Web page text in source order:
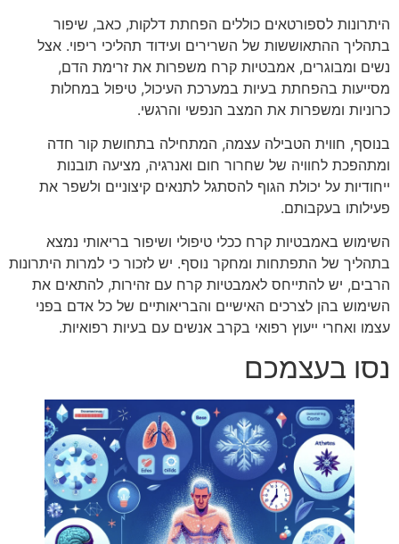
היתרונות לספורטאים כוללים הפחתת דלקות, כאב, שיפור
בתהליך ההתאוששות של השרירים ועידוד תהליכי ריפוי. אצל
נשים ומבוגרים, אמבטיות קרח משפרות את זרימת הדם,
מסייעות בהפחתת בעיות במערכת העיכול, טיפול במחלות
כרוניות ומשפרות את המצב הנפשי והרגשי.
בנוסף, חווית הטבילה עצמה, המתחילה בתחושת קור חדה
ומתהפכת לחוויה של שחרור חום ואנרגיה, מציעה תובנות
ייחודיות על יכולת הגוף להסתגל לתנאים קיצוניים ולשפר את
פעילותו בעקבותם.
השימוש באמבטיות קרח ככלי טיפולי ושיפור בריאותי נמצא
בתהליך של התפתחות ומחקר נוסף. יש לזכור כי למרות היתרונות
הרבים, יש להתייחס לאמבטיות קרח עם זהירות, להתאים את
השימוש בהן לצרכים האישיים והבריאותיים של כל אדם בפני
עצמו ואחרי ייעוץ רפואי בקרב אנשים עם בעיות רפואיות.
נסו בעצמכם